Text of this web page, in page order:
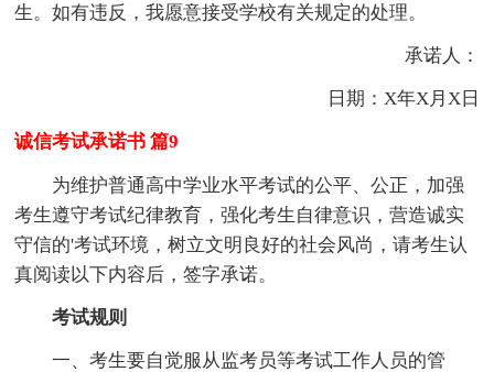
生。如有违反，我愿意接受学校有关规定的处理。
承诺人：
日期：X年X月X日
诚信考试承诺书 篇9
为维护普通高中学业水平考试的公平、公正，加强
考生遵守考试纪律教育，强化考生自律意识，营造诚实
守信的'考试环境，树立文明良好的社会风尚，请考生认
真阅读以下内容后，签字承诺。
考试规则
一、考生要自觉服从监考员等考试工作人员的管